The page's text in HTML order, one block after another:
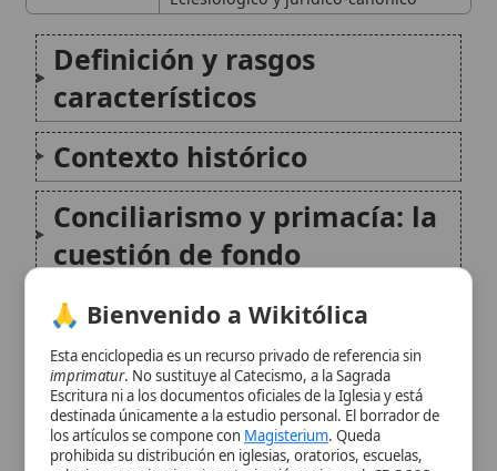
Contexto histórico
Conciliarismo y primacía: la
cuestión de fondo
Respuesta eclesial:
colegialidad con el Romano
Pontífice
Ejemplo histórico de rechazo
de convocatorias «sin la
cabeza»: el Quinto Concilio
de Letrán
Conclusión
🙏 Bienvenido a Wikitólica
Esta enciclopedia es un recurso privado de referencia sin
imprimatur. No sustituye al Catecismo, a la Sagrada
Escritura ni a los documentos oficiales de la Iglesia y está
destinada únicamente a la estudio personal. El borrador de
los artículos se compone conMagisterium. Queda
colegios o seminarios sin autorización episcopal -CDC 823-.
Se insta a consultar siempre las fuentes referenciadas y a
del menú superior. Entrando a la enciclopedia confirma que
ha leído y acepta expresamente lapolítica de privacidady el
aviso legal
Aceptar y Entrar